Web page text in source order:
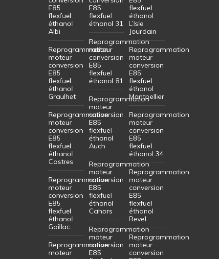
E85
flexfuel
éthanol
Albi
Reprogrammation
moteur
conversion
E85
flexfuel
éthanol
Graulhet
Reprogrammation
moteur
conversion
E85
flexfuel
éthanol
Castres
Reprogrammation
moteur
conversion
E85
flexfuel
éthanol
Gaillac
Reprogrammation
moteur
E85
flexfuel
éthanol 31
Reprogrammation
moteur
conversion
E85
flexfuel
éthanol 81
Reprogrammation
moteur
conversion
E85
flexfuel
éthanol
Auch
Reprogrammation
moteur
conversion
E85
flexfuel
éthanol
Cahors
Reprogrammation
moteur
conversion
E85
flexfuel
éthanol
L’Isle
Jourdain
Reprogrammation
moteur
conversion
E85
flexfuel
éthanol
Montpellier
Reprogrammation
moteur
conversion
E85
flexfuel
éthanol 34
Reprogrammation
moteur
conversion
E85
flexfuel
éthanol
Revel
Reprogrammation
moteur
conversion